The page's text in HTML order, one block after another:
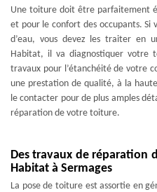
Une toiture doit être parfaitement
et pour le confort des occupants. Si
d’eau, vous devez les traiter en
Habitat, il va diagnostiquer votre
travaux pour l’étanchéité de votre
une prestation de qualité, à la
le contacter pour de plus amples
réparation de votre toiture.
Des travaux de réparation
Habitat à Sermages
La pose de toiture est assortie en